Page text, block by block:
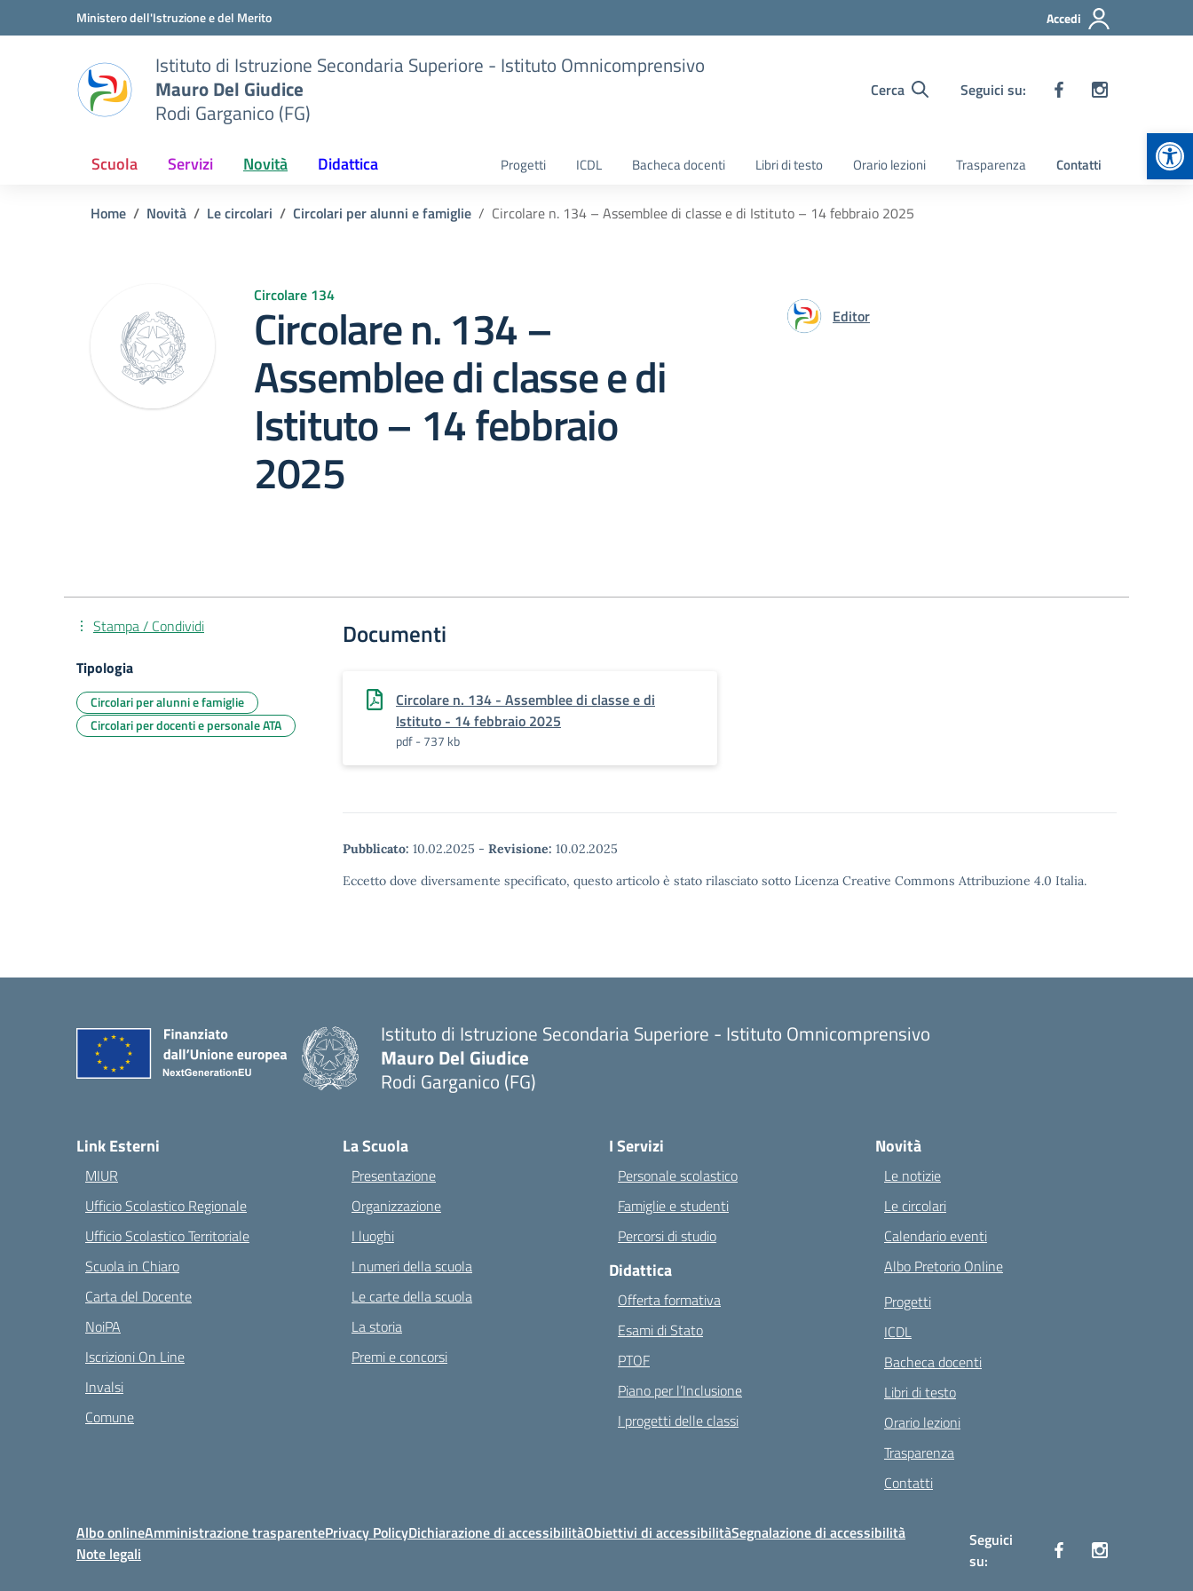
Vai ai contenuti
Vai al menu di navigazioneMinistero dell'Istruzione e del Merito Accedi
Istituto di Istruzione Secondaria Superiore - Istituto Omnicomprensivo
Mauro Del Giudice
Rodi Garganico (FG)
Cerca Seguici su:
Scuola Servizi Novità Didattica Progetti ICDL Bacheca docenti Libri di testo Orario lezioni Trasparenza Contatti
Home Novità Le circolari Circolari per alunni e famiglie Circolare n. 134 – Assemblee di classe e di Istituto – 14 febbraio 2025
Circolare 134
Circolare n. 134 –
Assemblee di classe e di
Istituto – 14 febbraio
2025
Editor
Documenti
Circolare n. 134 - Assemblee di classe e di
Istituto - 14 febbraio 2025
pdf - 737 kb
Pubblicato: 10.02.2025 - Revisione: 10.02.2025
Eccetto dove diversamente specificato, questo articolo è stato rilasciato sotto Licenza Creative Commons Attribuzione 4.0 Italia.
Stampa / Condividi
Tipologia
Circolari per alunni e famiglie
Circolari per docenti e personale ATA
Istituto di Istruzione Secondaria Superiore - Istituto Omnicomprensivo
Mauro Del Giudice
Rodi Garganico (FG)
Link Esterni
MIUR
Ufficio Scolastico Regionale
Ufficio Scolastico Territoriale
Scuola in Chiaro
Carta del Docente
NoiPA
Iscrizioni On Line
Invalsi
Comune
La Scuola
Presentazione
Organizzazione
I luoghi
I numeri della scuola
Le carte della scuola
La storia
Premi e concorsi
I Servizi
Personale scolastico
Famiglie e studenti
Percorsi di studio
Didattica
Offerta formativa
Esami di Stato
PTOF
Piano per l’Inclusione
I progetti delle classi
Novità
Le notizie
Le circolari
Calendario eventi
Albo Pretorio Online
Progetti
ICDL
Bacheca docenti
Libri di testo
Orario lezioni
Trasparenza
Contatti
Albo onlineAmministrazione trasparentePrivacy PolicyDichiarazione di accessibilitàObiettivi di accessibilitàSegnalazione di accessibilità
Note legali
Seguici
su: